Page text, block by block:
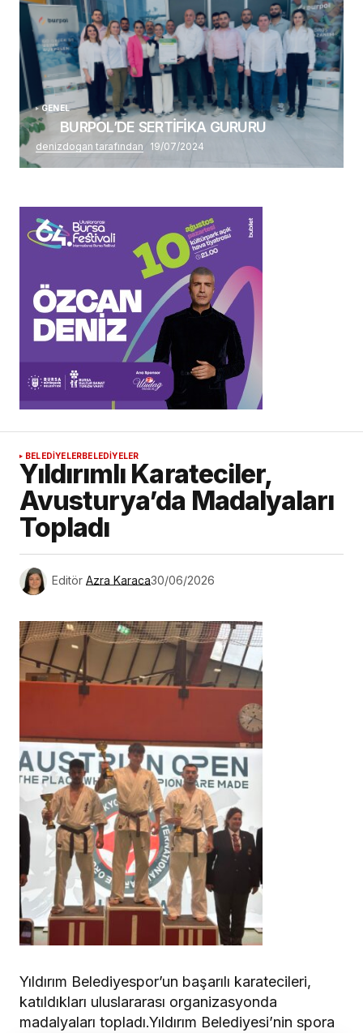
GENEL
BURPOL’DE SERTİFİKA GURURU
denizdogan tarafından 19/07/2024
BELEDİYELERBELEDİYELER
Yıldırımlı Karateciler,
Avusturya’da Madalyaları
Topladı
Editör Azra Karaca30/06/2026
Yıldırım Belediyespor’un başarılı karatecileri,
katıldıkları uluslararası organizasyonda
madalyaları topladı.Yıldırım Belediyesi’nin spora